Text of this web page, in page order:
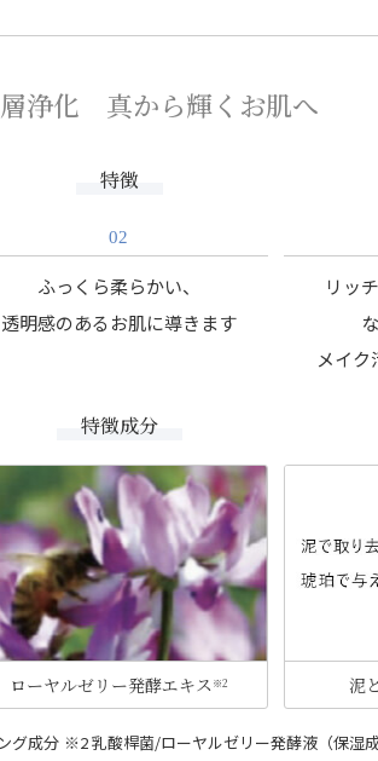
浄化 真から輝くお肌へ
特徴
02
ふっくら柔らかい、
透明感のあるお肌に導きます
リッ
メイ
特徴成分
ローヤルゼリー発酵エキス※2 泥
グ成分 2 乳酸桿菌/ローヤルゼリー発酵液（保湿成